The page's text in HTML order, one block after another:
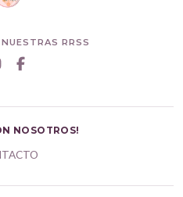
RRSS
NOSOTROS!